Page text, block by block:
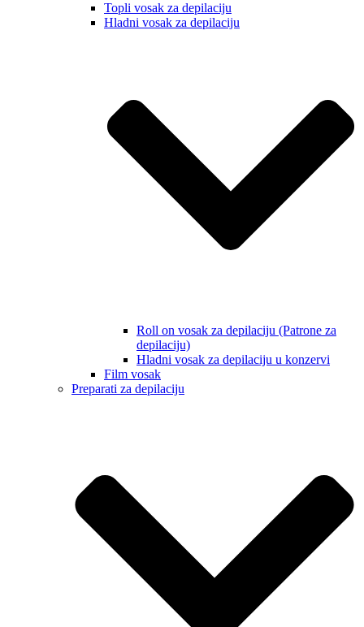
Topli vosak za depilaciju
Hladni vosak za depilaciju
Roll on vosak za depilaciju (Patrone za
depilaciju)
Hladni vosak za depilaciju u konzervi
Film vosak
Preparati za depilaciju